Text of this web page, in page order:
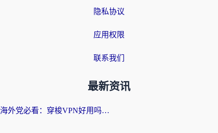
隐私协议
应用权限
联系我们
最新资讯
海外党必看：穿梭VPN好用吗？和云帆VPN对比哪个回国效果更好？附真实测评+避坑指南